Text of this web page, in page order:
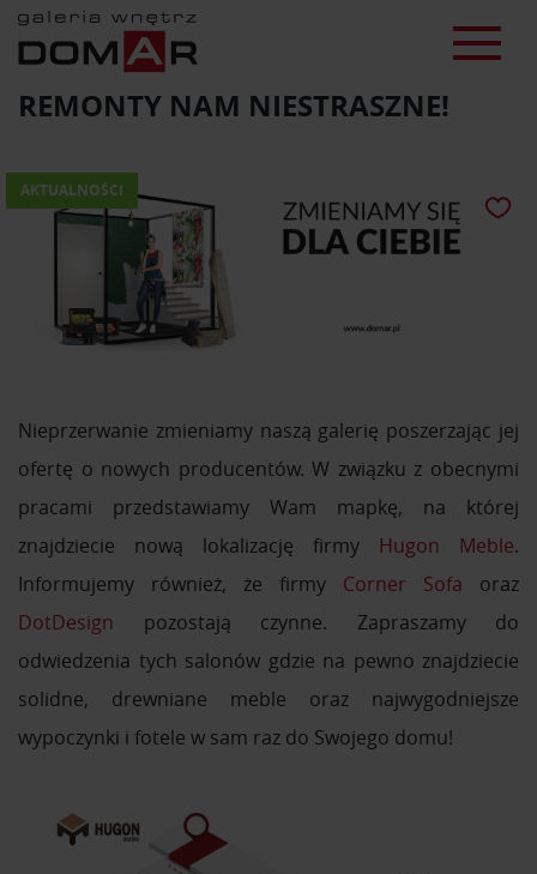
REMONTY NAM NIESTRASZNE!
AKTUALNOŚCI
Nieprzerwanie zmieniamy naszą galerię poszerzając jej
ofertę o nowych producentów. W związku z obecnymi
pracami przedstawiamy Wam mapkę, na której
znajdziecie nową lokalizację firmy Hugon Meble.
Informujemy również, że firmy Corner Sofa oraz
DotDesign pozostają czynne. Zapraszamy do
odwiedzenia tych salonów gdzie na pewno znajdziecie
solidne, drewniane meble oraz najwygodniejsze
wypoczynki i fotele w sam raz do Swojego domu!